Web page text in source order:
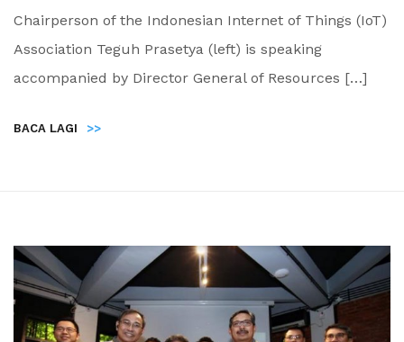
Chairperson of the Indonesian Internet of Things (IoT)
Association Teguh Prasetya (left) is speaking
accompanied by Director General of Resources […]
BACA LAGI >>